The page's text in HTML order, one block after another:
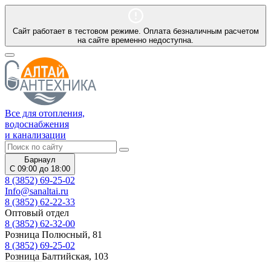
Сайт работает в тестовом режиме. Оплата безналичным расчетом
на сайте временно недоступна.
Все для отопления,
водоснабжения
и канализации
Барнаул
С 09:00 до 18:00
8 (3852) 69-25-02
Info@sanaltai.ru
8 (3852) 62-22-33
Оптовый отдел
8 (3852) 62-32-00
Розница Полюсный, 81
8 (3852) 69-25-02
Розница Балтийская, 103